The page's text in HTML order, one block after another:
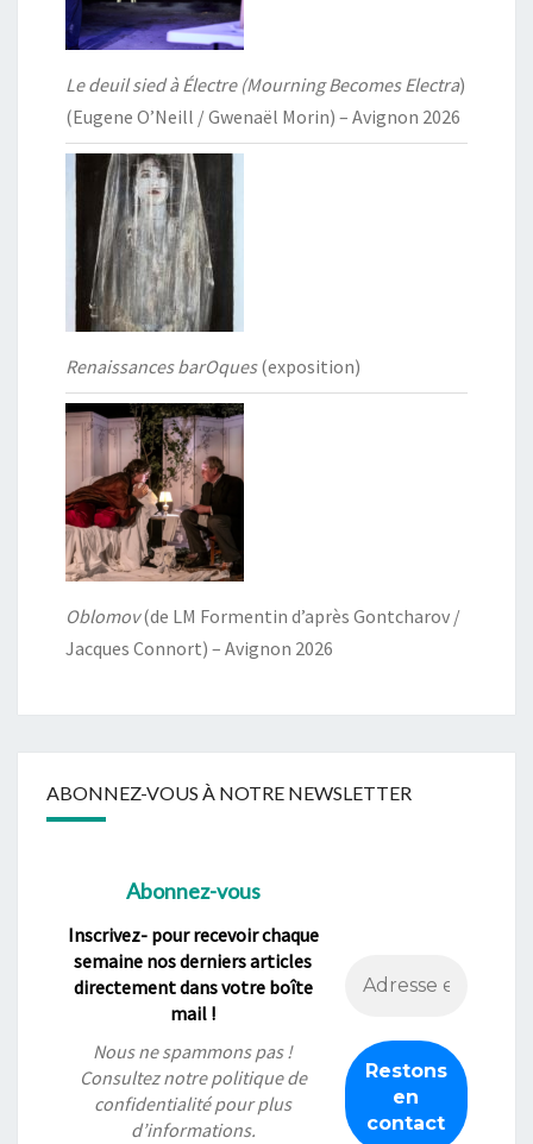
Le deuil sied à Électre (Mourning Becomes Electra)
(Eugene O’Neill / Gwenaël Morin) – Avignon 2026
Renaissances barOques(exposition)
Oblomov(de LM Formentin d’après Gontcharov /
Jacques Connort) – Avignon 2026
ABONNEZ-VOUS À NOTRE NEWSLETTER
Abonnez-vous
Inscrivez- pour recevoir chaque
semaine nos derniers articles
directement dans votre boîte
mail !
Nous ne spammons pas !
Consultez notrepolitique de
confidentialitépour plus
d’informations.